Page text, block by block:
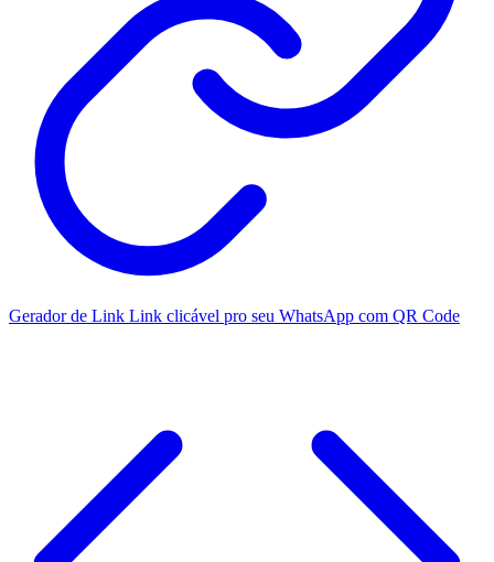
Gerador de Link Link clicável pro seu WhatsApp com QR Code